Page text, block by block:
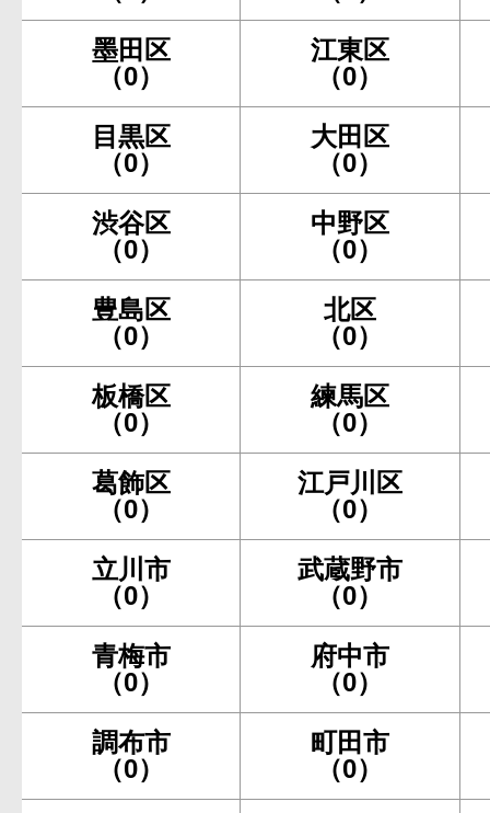
墨田区
（0）
江東区
（0）
目黒区
（0）
大田区
（0）
渋谷区
（0）
中野区
（0）
豊島区
（0）
北区
（0）
板橋区
（0）
練馬区
（0）
葛飾区
（0）
江戸川区
（0）
立川市
（0）
武蔵野市
（0）
青梅市
（0）
府中市
（0）
調布市
（0）
町田市
（0）